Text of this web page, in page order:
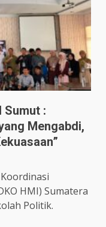
Sumut :
Mengabdi,
HMI) Sumatera
Politik.